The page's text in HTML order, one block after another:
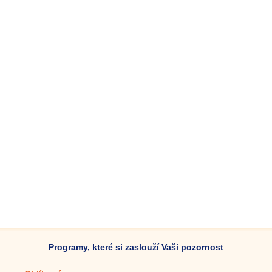
Programy, které si zaslouží Vaši pozornost